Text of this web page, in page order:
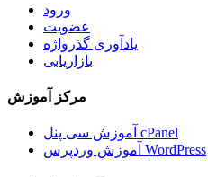
ورود
عضویت
یادآوری گذرواژه
بازاریابی
مرکز آموزش
آموزش سی پنل cPanel
آموزش وردپرس WordPress